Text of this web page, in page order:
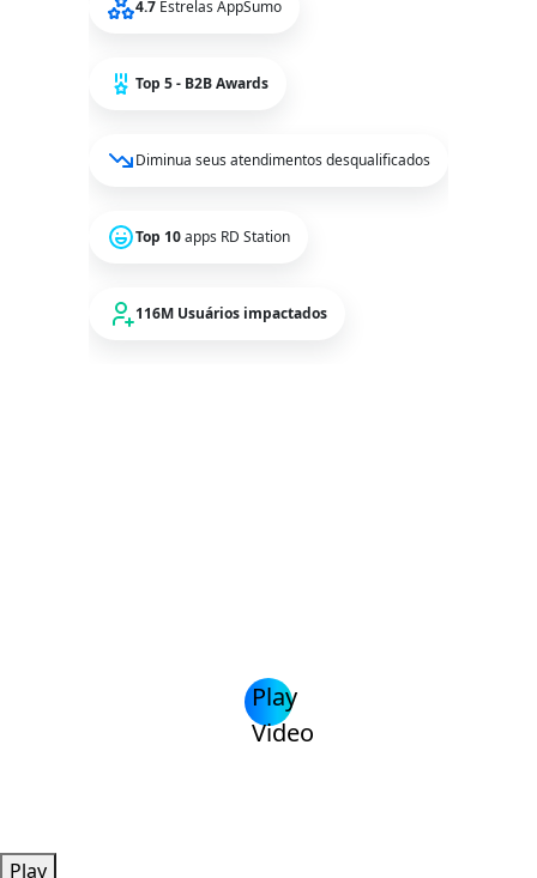
4.7 Estrelas AppSumo
Top 5 - B2B Awards
Diminua seus atendimentos desqualificados
Top 10apps RD Station
116M Usuários impactados
Play
Video
Play